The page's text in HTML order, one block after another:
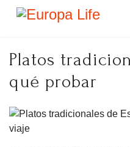
Platos
qué probar